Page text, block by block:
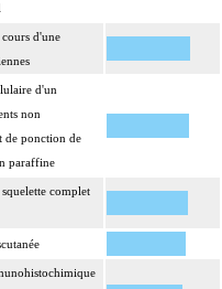
d'une
d'un
non
de ponction de
paraffine
complet